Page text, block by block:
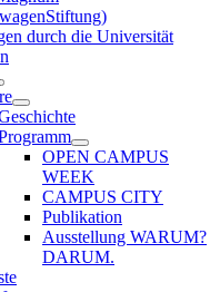
durch die Universität
OPEN CAMPUS
WEEK
CAMPUS CITY
Publikation
Ausstellung WARUM?
DARUM.